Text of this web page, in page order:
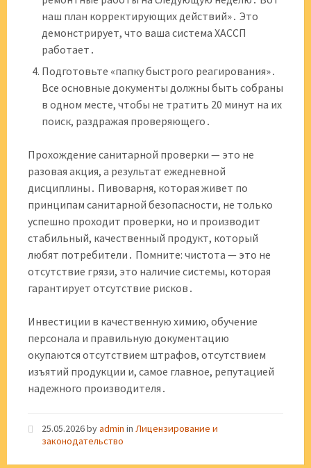
наш план корректирующих действий»․ Это
демонстрирует, что ваша система ХАССП
работает․
Подготовьте «папку быстрого реагирования»․
Все основные документы должны быть собраны
в одном месте, чтобы не тратить 20 минут на их
поиск, раздражая проверяющего․
Прохождение санитарной проверки — это не
разовая акция, а результат ежедневной
дисциплины․ Пивоварня, которая живет по
принципам санитарной безопасности, не только
успешно проходит проверки, но и производит
стабильный, качественный продукт, который
любят потребители․ Помните: чистота — это не
отсутствие грязи, это наличие системы, которая
гарантирует отсутствие рисков․
Инвестиции в качественную химию, обучение
персонала и правильную документацию
окупаются отсутствием штрафов, отсутствием
изъятий продукции и, самое главное, репутацией
надежного производителя․
25.05.2026byadmin in Лицензирование и
законодательство